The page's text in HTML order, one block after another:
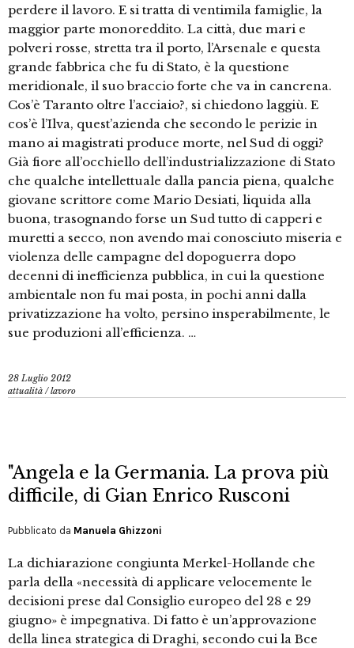
perdere il lavoro. E si tratta di ventimila famiglie, la
maggior parte monoreddito. La città, due mari e
polveri rosse, stretta tra il porto, l’Arsenale e questa
grande fabbrica che fu di Stato, è la questione
meridionale, il suo braccio forte che va in cancrena.
Cos’è Taranto oltre l’acciaio?, si chiedono laggiù. E
cos’è l’Ilva, quest’azienda che secondo le perizie in
mano ai magistrati produce morte, nel Sud di oggi?
Già fiore all’occhiello dell’industrializzazione di Stato
che qualche intellettuale dalla pancia piena, qualche
giovane scrittore come Mario Desiati, liquida alla
buona, trasognando forse un Sud tutto di capperi e
muretti a secco, non avendo mai conosciuto miseria e
violenza delle campagne del dopoguerra dopo
decenni di inefficienza pubblica, in cui la questione
ambientale non fu mai posta, in pochi anni dalla
privatizzazione ha volto, persino insperabilmente, le
sue produzioni all’efficienza. …
28 Luglio 2012
attualità /lavoro
"Angela e la Germania. La prova più
difficile, di Gian Enrico Rusconi
Pubblicato da Manuela Ghizzoni
La dichiarazione congiunta Merkel-Hollande che
parla della «necessità di applicare velocemente le
decisioni prese dal Consiglio europeo del 28 e 29
giugno» è impegnativa. Di fatto è un’approvazione
della linea strategica di Draghi, secondo cui la Bce